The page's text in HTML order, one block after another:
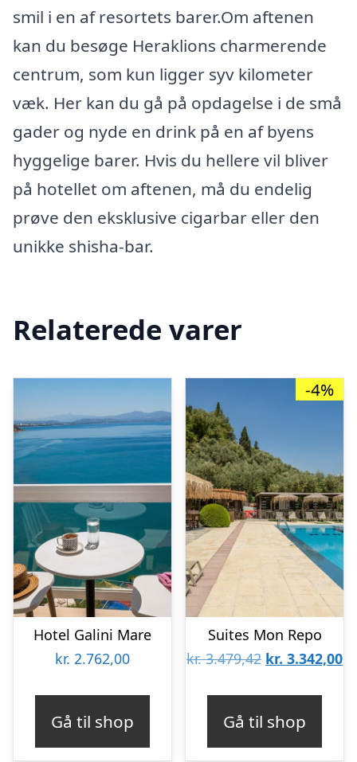
smil i en af resortets barer.Om aftenen
kan du besøge Heraklions charmerende
centrum, som kun ligger syv kilometer
væk. Her kan du gå på opdagelse i de små
gader og nyde en drink på en af byens
hyggelige barer. Hvis du hellere vil bliver
på hotellet om aftenen, må du endelig
prøve den eksklusive cigarbar eller den
unikke shisha-bar.
Relaterede varer
Hotel Galini Mare
kr. 2.762,00
Gå til shop
-4%
Suites Mon Repo
kr.3.479,42 Den
var:
kr. 3.342,00
Gå til shop